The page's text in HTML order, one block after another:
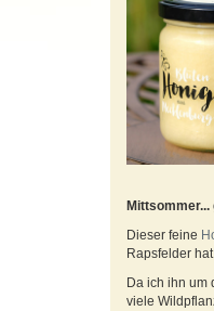
Dieser feine
Rapsfelder
Da ich ihn um
viele